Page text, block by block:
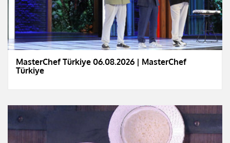
MasterChef Türkiye 06.08.2026 | MasterChef
Türkiye